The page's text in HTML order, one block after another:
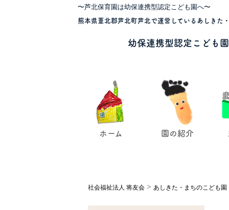
〜芦北保育園は幼保連携型認定こども園へ〜
熊本県葦北郡芦北町芦北で運営しているあしきた
幼保連携型認定こども園
ホーム 園の紹介
社会福祉法人 将友会 > あしきた・まちのこども園